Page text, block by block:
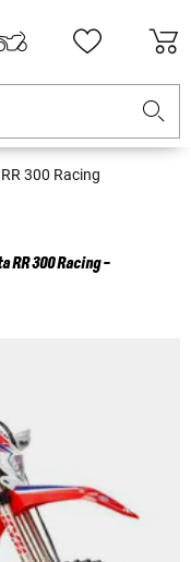
RR 300 Racing
RR 300 Racing -